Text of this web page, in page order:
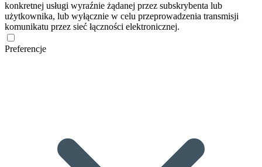
konkretnej usługi wyraźnie żądanej przez subskrybenta lub
użytkownika, lub wyłącznie w celu przeprowadzenia transmisji
komunikatu przez sieć łączności elektronicznej.
Preferencje